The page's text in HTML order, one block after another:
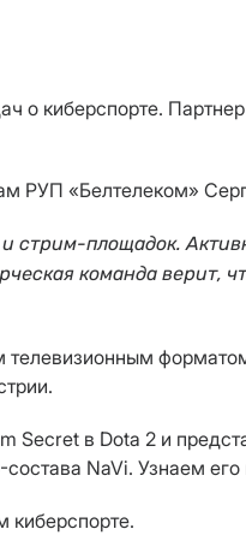
о киберспорте.
РУП «Белтелеком»
стрим-площадок.
команда верит,
в Dota 2 и
NaVi. Узнаем
киберспорте.